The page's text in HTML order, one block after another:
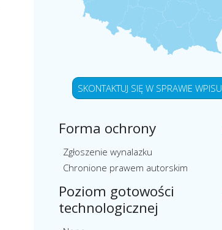
SKONTAKTUJ SIĘ W SPRAWIE WPISU
Forma ochrony
Zgłoszenie wynalazku
Chronione prawem autorskim
Poziom gotowości
technologicznej